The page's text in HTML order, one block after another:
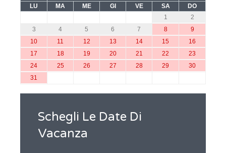
LU MA ME GI VE SA
DO
1
2
3
4 5 6 7 8
9
10
11 12 13 14 15
16
17
18 19 20 21 22
23
24
25 26 27 28 29
30
31
Schegli Le Date Di
Vacanza